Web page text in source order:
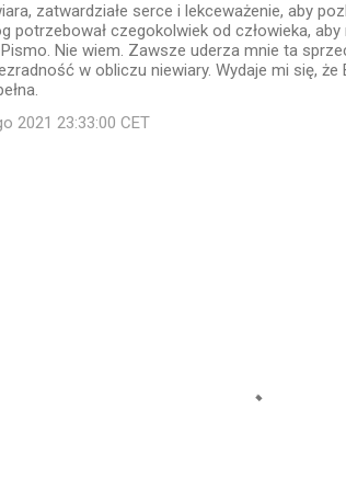
zatwardziałe serce i lekceważenie, aby
potrzebował czegokolwiek od człowieka,
Nie wiem. Zawsze uderza mnie ta
w obliczu niewiary. Wydaje mi się,
2021 23:33:00 CET